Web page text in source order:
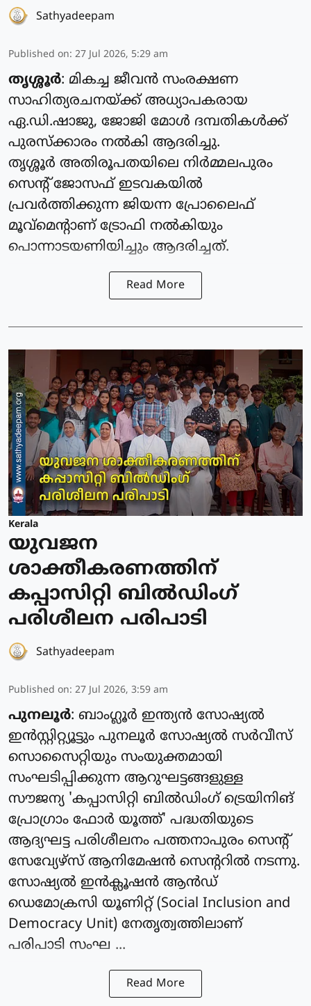
Sathyadeepam
Published on: 27 Jul 2026, 5:29 am
തൃശ്ശൂർ: മികച്ച ജീവൻ സംരക്ഷണ
സാഹിത്യരചനയ്ക്ക് അധ്യാപകരായ
ഏ.ഡി.ഷാജു, ജോജി മോൾ ദമ്പതികൾക്ക്
പുരസ്ക്കാരം നൽകി ആദരിച്ചു.
തൃശ്ശൂർ അതിരൂപതയിലെ നിർമ്മലപുരം
സെൻ്റ് ജോസഫ് ഇടവകയിൽ
പ്രവർത്തിക്കുന്ന ജിയന്ന പ്രോലൈഫ്
മൂവ്മെൻ്റാണ് ട്രോഫി നൽകിയും
പൊന്നാടയണിയിച്ചും ആദരിച്ചത്.
Read More
Kerala
യുവജന
ശാക്തീകരണത്തിന്
കപ്പാസിറ്റി ബിൽഡിംഗ്
പരിശീലന പരിപാടി
Sathyadeepam
Published on: 27 Jul 2026, 3:59 am
പുനലൂർ: ബാംഗ്ലൂർ ഇന്ത്യൻ സോഷ്യൽ
ഇൻസ്റ്റിറ്റ്യൂട്ടും പുനലൂർ സോഷ്യൽ സർവീസ്
സൊസൈറ്റിയും സംയുക്തമായി
സംഘടിപ്പിക്കുന്ന ആറുഘട്ടങ്ങളുള്ള
സൗജന്യ 'കപ്പാസിറ്റി ബിൽഡിംഗ് ട്രെയിനിങ്
പ്രോഗ്രാം ഫോർ യൂത്ത്' പദ്ധതിയുടെ
ആദ്യഘട്ട പരിശീലനം പത്തനാപുരം സെന്റ്
സേവ്യേഴ്സ് ആനിമേഷൻ സെന്ററിൽ നടന്നു.
സോഷ്യൽ ഇൻക്ലൂഷൻ ആൻഡ്
ഡെമോക്രസി യൂണിറ്റ് (Social Inclusion and
Democracy Unit) നേതൃത്വത്തിലാണ്
പരിപാടി സംഘ ...
Read More